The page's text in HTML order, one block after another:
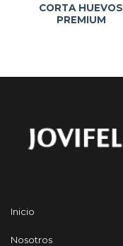
CORTA HUEVOS
PREMIUM
Inicio
Nosotros